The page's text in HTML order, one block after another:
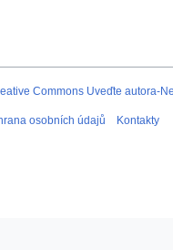
Commons Uveďte autora-
osobních údajů Kontakty